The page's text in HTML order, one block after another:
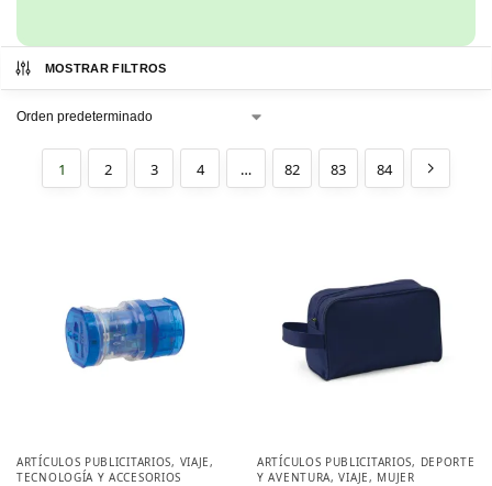
MOSTRAR FILTROS
1 2 3 4 … 82 83 84
ARTÍCULOS PUBLICITARIOS, VIAJE,
TECNOLOGÍA Y ACCESORIOS
ARTÍCULOS PUBLICITARIOS, DEPORTE
Y AVENTURA,VIAJE, MUJER